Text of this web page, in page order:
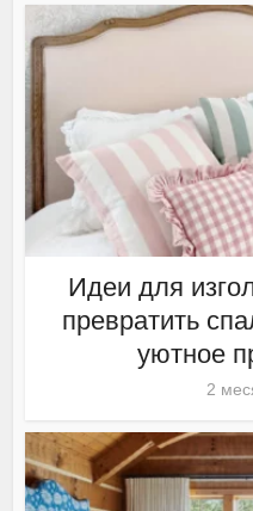
Идеи для
превратить
уютное
2